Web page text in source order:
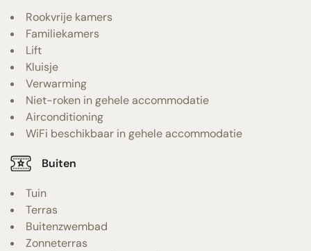
Rookvrije kamers
Familiekamers
Lift
Kluisje
Verwarming
Niet-roken in gehele accommodatie
Airconditioning
WiFi beschikbaar in gehele accommodatie
Buiten
Tuin
Terras
Buitenzwembad
Zonneterras